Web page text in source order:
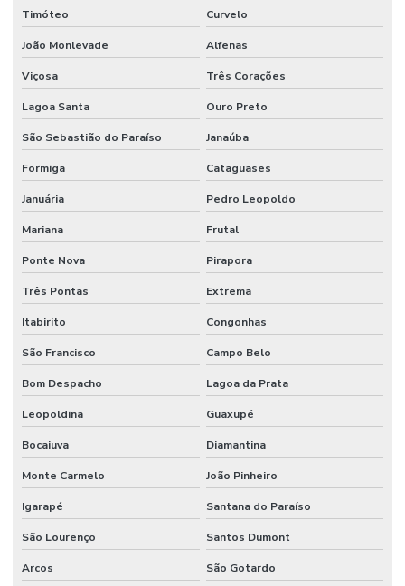
Pintura De Faixas Com Tinta Epóxi
Pintura De Faixas De Demarcação
Pintura De Faixas De Demarcação Em São Paulo
Pintura De Faixas De Demarcação Para Empresas Em Mg
Pintura De Faixas De Demarcação Para Estacionamento
Pintura De Faixas De Estacionamento
Pintura De Faixas De Sinalização
Pintura De Faixas Em Minas Gerais
Pintura De Faixas Em São Paulo
Pintura De Poliuretano Em São Paulo
Pintura De Vagas Com Tinta Epóxi
Pintura Em Epóxi
Pintura Em Epoxi Para Piso
Pintura Epóxi
Pintura Epóxi Alta Resistência Para Indústria
Pintura Epóxi Em São Paulo
Timóteo Curvelo
João Monlevade Alfenas
Viçosa Três Corações
Lagoa Santa Ouro Preto
São Sebastião do Paraíso Janaúba
Formiga Cataguases
Januária Pedro Leopoldo
Mariana Frutal
Ponte Nova Pirapora
Três Pontas Extrema
Itabirito Congonhas
São Francisco Campo Belo
Bom Despacho Lagoa da Prata
Leopoldina Guaxupé
Bocaiuva Diamantina
Monte Carmelo João Pinheiro
Igarapé Santana do Paraíso
São Lourenço Santos Dumont
Arcos São Gotardo